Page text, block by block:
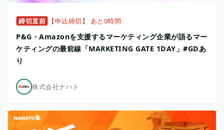
締切直前 【申込締切】 あと0時間
P&G・Amazonを支援するマーケティング企業が語るマー
ケティングの最前線「MARKETING GATE 1DAY」#GDあ
り
株式会社ナハト